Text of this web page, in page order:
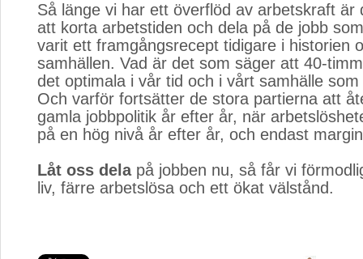
Så länge vi har ett överflöd av arbetskraft är
att korta arbetstiden och dela på de jobb
varit ett framgångsrecept tidigare i historien
samhällen. Vad är det som säger att 40-
det optimala i vår tid och i vårt samhälle
Och varför fortsätter de stora partierna att
gamla jobbpolitik år efter år, när
på en hög nivå år efter år, och endast
Låt oss delapå jobben nu, så får vi
liv, färre arbetslösa och ett ökat välstånd.